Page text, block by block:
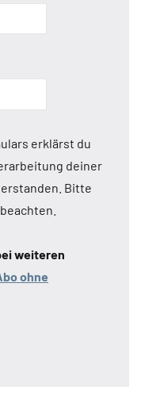
erklärst du
deiner
Bitte
beachten.
weiteren
ohne